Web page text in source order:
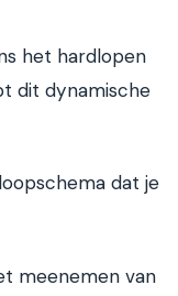
het hardlopen
dit dynamische
dat je
meenemen van